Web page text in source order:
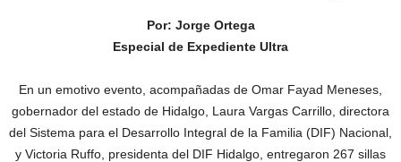
Por: Jorge Ortega
Especial de Expediente Ultra
En un emotivo evento, acompañadas de Omar Fayad Meneses,
gobernador del estado de Hidalgo, Laura Vargas Carrillo, directora
del Sistema para el Desarrollo Integral de la Familia (DIF) Nacional,
y Victoria Ruffo, presidenta del DIF Hidalgo, entregaron 267 sillas